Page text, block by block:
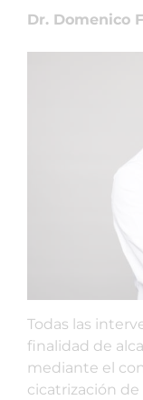
Dr. Domenico
Todas las
finalidad de
mediante el
cicatrización